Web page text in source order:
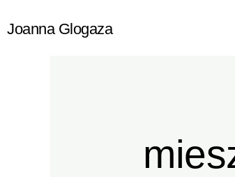
doJoanna Glogaza